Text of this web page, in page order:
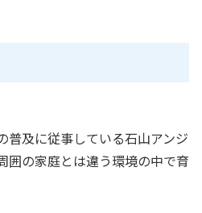
普及に従事している石山アンジ
囲の家庭とは違う環境の中で育